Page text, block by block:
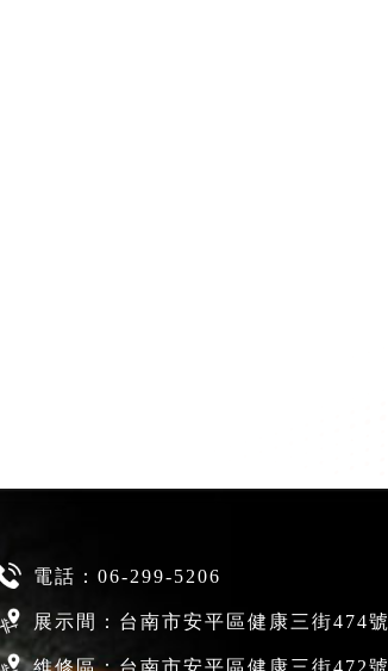
電話： 06-299-5206
展示間：台南市安平區健康三街474號
維修區：台南市安平區健康三街472號